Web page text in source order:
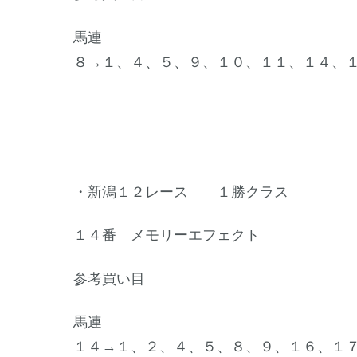
馬連
８→１、４、５、９、１０、１１、１４、
・新潟１２レース １勝クラス
１４番 メモリーエフェクト
参考買い目
馬連
１４→１、２、４、５、８、９、１６、１